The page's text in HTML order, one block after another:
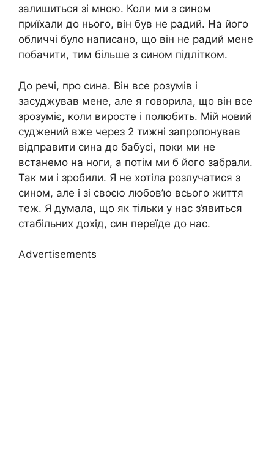
залишиться зі мною. Коли ми з сином
приїхали до нього, він був не радий. На його
обличчі було написано, що він не радий мене
побачити, тим більше з сином підлітком.
До речі, про сина. Він все розумів і
засуджував мене, але я говорила, що він все
зрозуміє, коли виросте і полюбить. Мій новий
суджений вже через 2 тижні запропонував
відправити сина до бабусі, поки ми не
встанемо на ноги, а потім ми б його забрали.
Так ми і зробили. Я не хотіла розлучатися з
сином, але і зі своєю любов’ю всього життя
теж. Я думала, що як тільки у нас з’явиться
стабільних дохід, син переїде до нас.
Advertisements